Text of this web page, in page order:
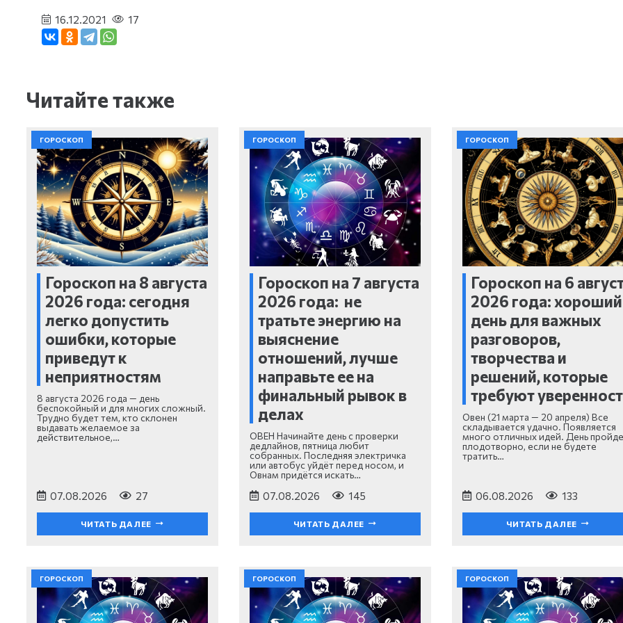
16.12.2021 17
Читайте также
ГОРОСКОП
Гороскоп на 8 августа
2026 года: сегодня
легко допустить
ошибки, которые
приведут к
неприятностям
8 августа 2026 года — день
беспокойный и для многих сложный.
Трудно будет тем, кто склонен
выдавать желаемое за
действительное,…
07.08.2026 27
ЧИТАТЬ ДАЛЕЕ
ГОРОСКОП
Гороскоп на 7 августа
2026 года: не
тратьте энергию на
выяснение
отношений, лучше
направьте ее на
финальный рывок в
делах
ОВЕН Начинайте день с проверки
дедлайнов, пятница любит
собранных. Последняя электричка
или автобус уйдёт перед носом, и
Овнам придётся искать…
07.08.2026 145
ЧИТАТЬ ДАЛЕЕ
ГОРОСКОП
Гороскоп на 6
2026 года: хороший
день для важных
разговоров,
творчества и
решений, которые
требуют
Овен (21 марта — 20 апреля) Все
складывается удачно. Появляется
много отличных идей. День
плодотворно, если не будете
тратить…
06.08.2026 133
ЧИТАТЬ ДАЛЕЕ
ГОРОСКОП ГОРОСКОП ГОРОСКОП